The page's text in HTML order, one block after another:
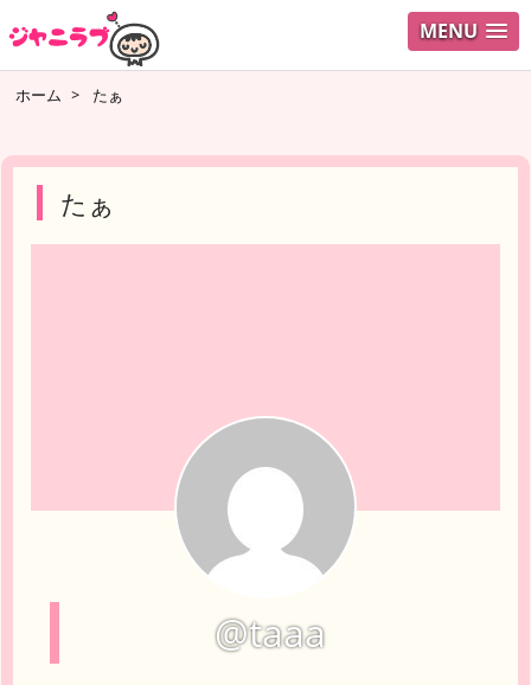
MENU ログイ
ホーム > たぁ
たぁ
@taaa